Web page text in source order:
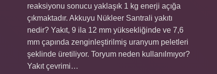
reaksiyonu sonucu yaklaşık 1 kg enerji açığa
çıkmaktadır. Akkuyu Nükleer Santrali yakıtı
nedir? Yakıt, 9 ila 12 mm yüksekliğinde ve 7,6
mm çapında zenginleştirilmiş uranyum peletleri
şeklinde üretiliyor. Toryum neden kullanılmıyor?
Yakıt çevrimi…